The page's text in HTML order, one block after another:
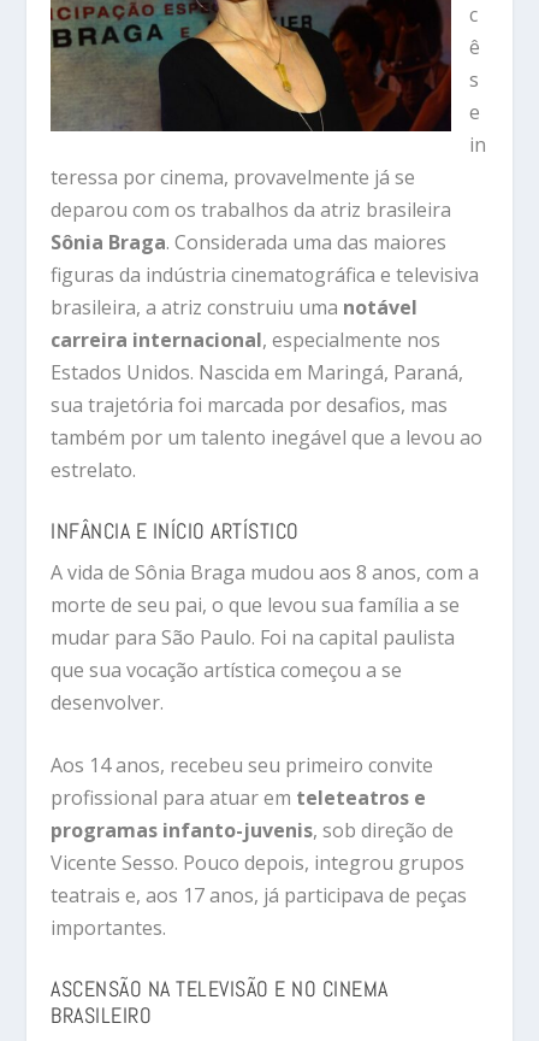
c
ê
s
e
in
teressa por cinema, provavelmente já se
deparou com os trabalhos da atriz brasileira
Sônia Braga. Considerada uma das maiores
figuras da indústria cinematográfica e televisiva
brasileira, a atriz construiu uma notável
carreira internacional, especialmente nos
Estados Unidos. Nascida em Maringá, Paraná,
sua trajetória foi marcada por desafios, mas
também por um talento inegável que a levou ao
estrelato.
INFÂNCIA E INÍCIO ARTÍSTICO
A vida de Sônia Braga mudou aos 8 anos, com a
morte de seu pai, o que levou sua família a se
mudar para São Paulo. Foi na capital paulista
que sua vocação artística começou a se
desenvolver.
Aos 14 anos, recebeu seu primeiro convite
profissional para atuar em teleteatros e
programas infanto-juvenis, sob direção de
Vicente Sesso. Pouco depois, integrou grupos
teatrais e, aos 17 anos, já participava de peças
importantes.
ASCENSÃO NA TELEVISÃO E NO CINEMA
BRASILEIRO